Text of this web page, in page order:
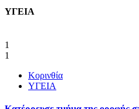
ΥΓΕΙΑ
1
1
Κορινθία
ΥΓΕΙΑ